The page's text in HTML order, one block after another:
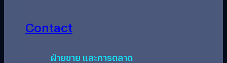
Contact
ฝ่ายขาย และการตลาด